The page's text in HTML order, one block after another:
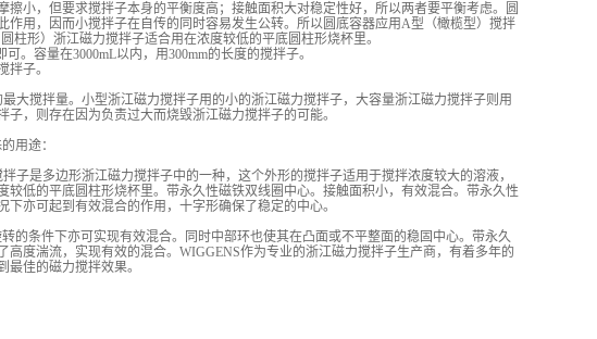
小，但要求搅拌子本身的平衡度高；接触面积大对稳定性好，所以两者要平衡考虑。圆
用，因而小搅拌子在自传的同时容易发生公转。所以圆底容器应用A型（橄榄型）搅拌
形）浙江磁力搅拌子适合用在浓度较低的平底圆柱形烧杯里。
。容量在3000mL以内，用300mm的长度的搅拌子。
子。
大搅拌量。小型浙江磁力搅拌子用的小的浙江磁力搅拌子，大容量浙江磁力搅拌子则用
，则存在因为负责过大而烧毁浙江磁力搅拌子的可能。
用途：
子是多边形浙江磁力搅拌子中的一种，这个外形的搅拌子适用于搅拌浓度较大的溶液，
低的平底圆柱形烧杯里。带永久性磁铁双线圈中心。接触面积小，有效混合。带永久性
亦可起到有效混合的作用，十字形确保了稳定的中心。
的条件下亦可实现有效混合。同时中部环也使其在凸面或不平整面的稳固中心。带永久
度湍流，实现有效的混合。WIGGENS作为专业的浙江磁力搅拌子生产商，有着多年的
佳的磁力搅拌效果。